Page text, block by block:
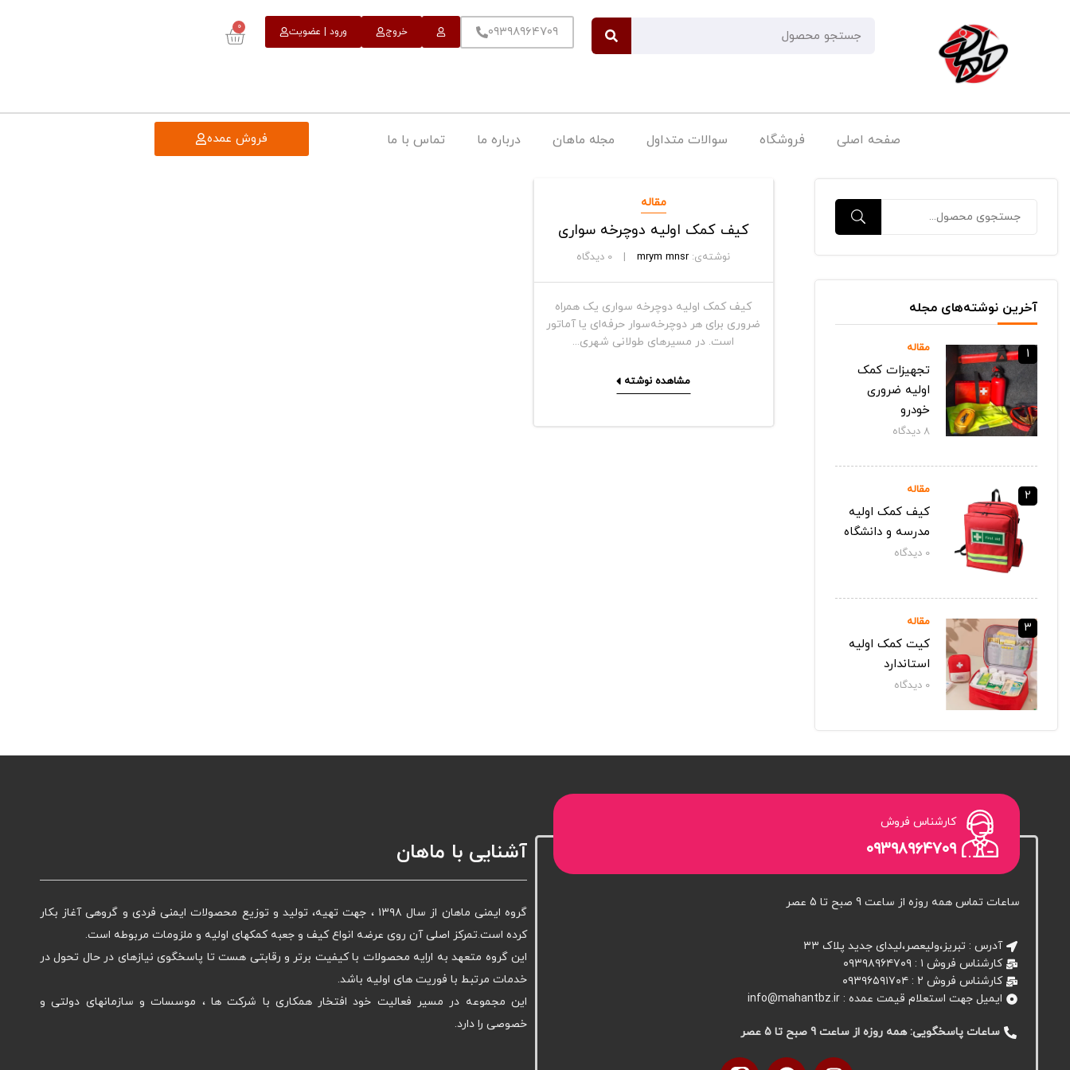
۰۹۳۹۸۹۶۴۷۰۹ خروج ورود | عضویت 0
صفحه اصلی فروشگاه سوالات متداول مجله ماهان درباره ما تماس با ما فروش عمده
آخرین نوشته‌های مجله
1 مقاله
تجهیزات کمک
اولیه ضروری
خودرو
8 دیدگاه‌
2 مقاله
کیف کمک اولیه
مدرسه و دانشگاه
0 دیدگاه‌
3 مقاله
کیت کمک اولیه
استاندارد
0 دیدگاه‌
مقاله
کیف کمک اولیه دوچرخه سواری
نوشته‌ی:mrym mnsr دیدگاه
کیف کمک اولیه دوچرخه سواری یک همراه
ضروری برای هر دوچرخه‌سوار حرفه‌ای یا آماتور
است. در مسیرهای طولانی شهری...
مشاهده نوشته
کارشناس فروش
۰۹۳۹۸۹۶۴۷۰۹
ساعات تماس همه روزه از ساعت 9 صبح تا 5 عصر
آدرس : تبریز،ولیعصر،لیدای جدید پلاک ۳۳
کارشناس فروش ۱ : ۰۹۳۹۸۹۶۴۷۰۹
کارشناس فروش 2 : ۰۹۳۹۶۵۹۱۷۰۴
ایمیل جهت استعلام قیمت عمده : info@mahantbz.ir
ساعات پاسخگویی: همه روزه از ساعت 9 صبح تا 5 عصر
آشنایی با ماهان
گروه ایمنی ماهان از سال ۱۳۹۸ ، جهت تهیه، تولید و توزیع محصولات ایمنی فردی و گروهی آغاز بکار
کرده است.تمرکز اصلی آن روی عرضه انواع کیف و جعبه کمکهای اولیه و ملزومات مربوطه است.
این گروه متعهد به ارایه محصولات با کیفیت برتر و رقابتی هست تا پاسخگوی نیازهای در حال تحول در
خدمات مرتبط با فوریت های اولیه باشد.
این مجموعه در مسیر فعالیت خود افتخار همکاری با شرکت ها ، موسسات و سازمانهای دولتی و
خصوصی را دارد.